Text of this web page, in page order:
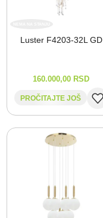
Luster F4203-⁠32L GD
160.000,00 RSD
PROČITAJTE JOŠ